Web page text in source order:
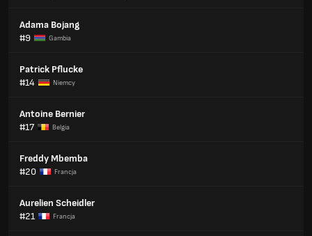
Adama Bojang
#9
Gambia
Patrick Pflucke
#14
Niemcy
Antoine Bernier
#17
Belgia
Freddy Mbemba
#20
Francja
Aurelien Scheidler
#21
Francja